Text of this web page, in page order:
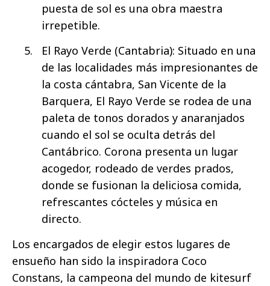
puesta de sol es una obra maestra
irrepetible.
El Rayo Verde (Cantabria): Situado en una
de las localidades más impresionantes de
la costa cántabra, San Vicente de la
Barquera, El Rayo Verde se rodea de una
paleta de tonos dorados y anaranjados
cuando el sol se oculta detrás del
Cantábrico. Corona presenta un lugar
acogedor, rodeado de verdes prados,
donde se fusionan la deliciosa comida,
refrescantes cócteles y música en
directo.
Los encargados de elegir estos lugares de
ensueño han sido la inspiradora Coco
Constans, la campeona del mundo de kitesurf